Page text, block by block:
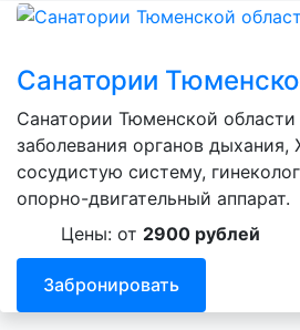
Санатории
Санатории Тюменской области
заболевания органов
сосудистую систему,
опорно-двигательный аппарат.
Цены: от 2900 рублей
Забронировать